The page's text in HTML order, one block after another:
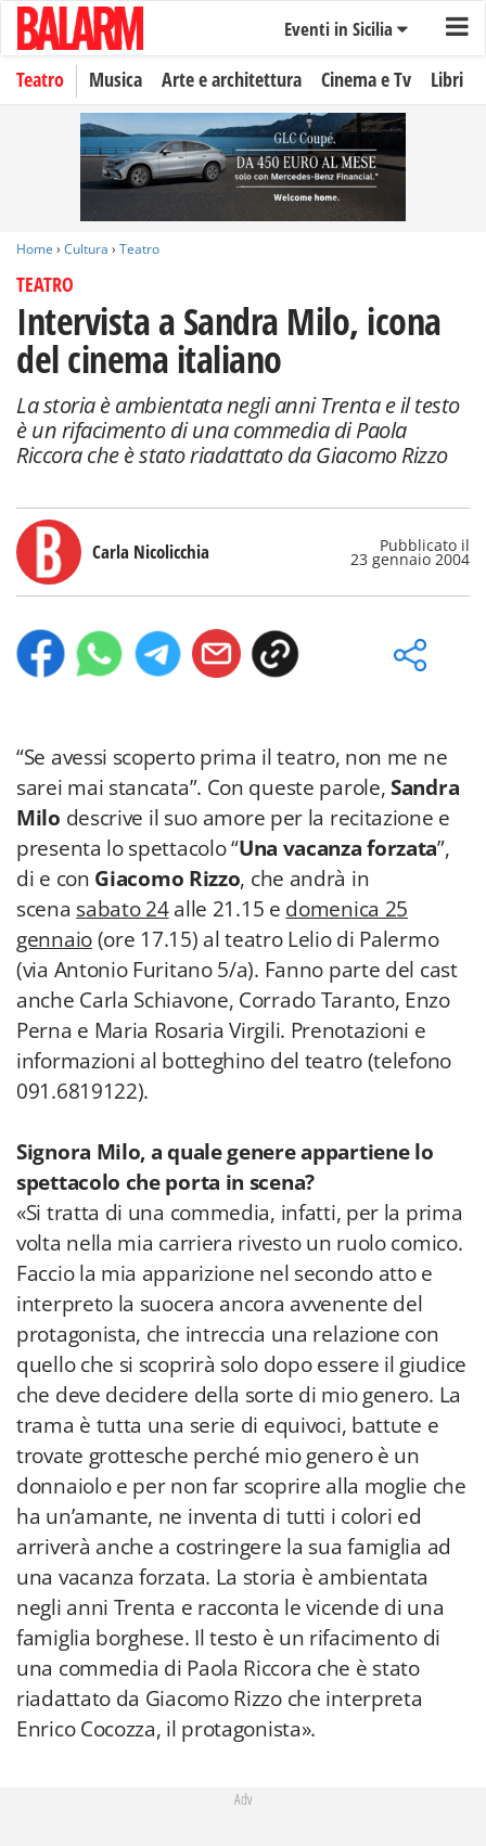
Eventi in Sicilia
Teatro Musica Arte e architettura Cinema e Tv Libri
Home › Cultura › Teatro
TEATRO
Intervista a Sandra Milo, icona
del cinema italiano
La storia è ambientata negli anni Trenta e il testo
è un rifacimento di una commedia di Paola
Riccora che è stato riadattato da Giacomo Rizzo
Carla Nicolicchia Pubblicato il
23 gennaio 2004
“Se avessi scoperto prima il teatro, non me ne
sarei mai stancata”. Con queste parole,Sandra
Milo descrive il suo amore per la recitazione e
presenta lo spettacolo “Una vacanza forzata”,
di e con Giacomo Rizzo, che andrà in
scena sabato 24alle 21.15 e domenica 25
gennaio(ore 17.15) al teatro Lelio di Palermo
(via Antonio Furitano 5/a). Fanno parte del cast
anche Carla Schiavone, Corrado Taranto, Enzo
Perna e Maria Rosaria Virgili. Prenotazioni e
informazioni al botteghino del teatro (telefono
091.6819122).
Signora Milo, a quale genere appartiene lo
spettacolo che porta in scena?
«Si tratta di una commedia, infatti, per la prima
volta nella mia carriera rivesto un ruolo comico.
Faccio la mia apparizione nel secondo atto e
interpreto la suocera ancora avvenente del
protagonista, che intreccia una relazione con
quello che si scoprirà solo dopo essere il giudice
che deve decidere della sorte di mio genero. La
trama è tutta una serie di equivoci, battute e
trovate grottesche perché mio genero è un
donnaiolo e per non far scoprire alla moglie che
ha un’amante, ne inventa di tutti i colori ed
arriverà anche a costringere la sua famiglia ad
una vacanza forzata. La storia è ambientata
negli anni Trenta e racconta le vicende di una
famiglia borghese. Il testo è un rifacimento di
una commedia di Paola Riccora che è stato
riadattato da Giacomo Rizzo che interpreta
Enrico Cocozza, il protagonista».
Adv